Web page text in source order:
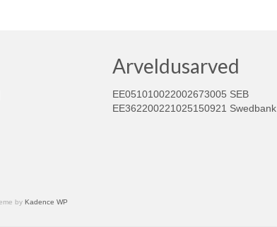
Arveldusarved
EE051010022002673005 SEB
EE362200221025150921 Swedbank
by Kadence WP